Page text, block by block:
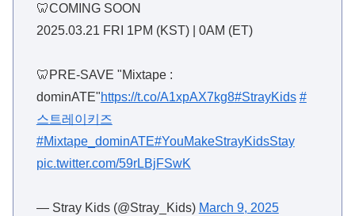
🦷COMING SOON
2025.03.21 FRI 1PM (KST) | 0AM (ET)
🦷PRE-SAVE "Mixtape :
dominATE"https://t.co/A1xpAX7kg8#StrayKids #
스트레이키즈
#Mixtape_dominATE#YouMakeStrayKidsStay
pic.twitter.com/59rLBjFSwK
— Stray Kids (@Stray_Kids) March 9, 2025